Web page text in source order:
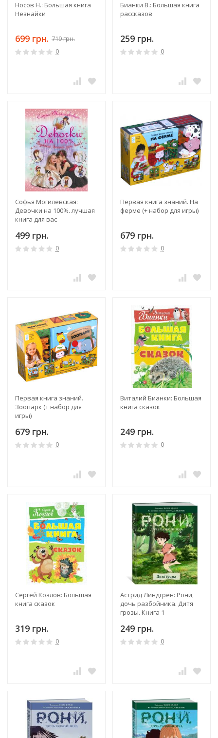
Носов Н.: Большая книга
Незнайки
699 грн. 719 грн.
0
Бианки В.: Большая книга
рассказов
259 грн.
0
Софья Могилевская:
Девочки на 100%. лучшая
книга для вас
499 грн.
0
Первая книга знаний. На
ферме (+ набор для игры)
679 грн.
0
Первая книга знаний.
Зоопарк (+ набор для
игры)
679 грн.
0
Виталий Бианки: Большая
книга сказок
249 грн.
0
Сергей Козлов: Большая
книга сказок
319 грн.
0
Астрид Линдгрен: Рони,
дочь разбойника. Дитя
грозы. Книга 1
249 грн.
0